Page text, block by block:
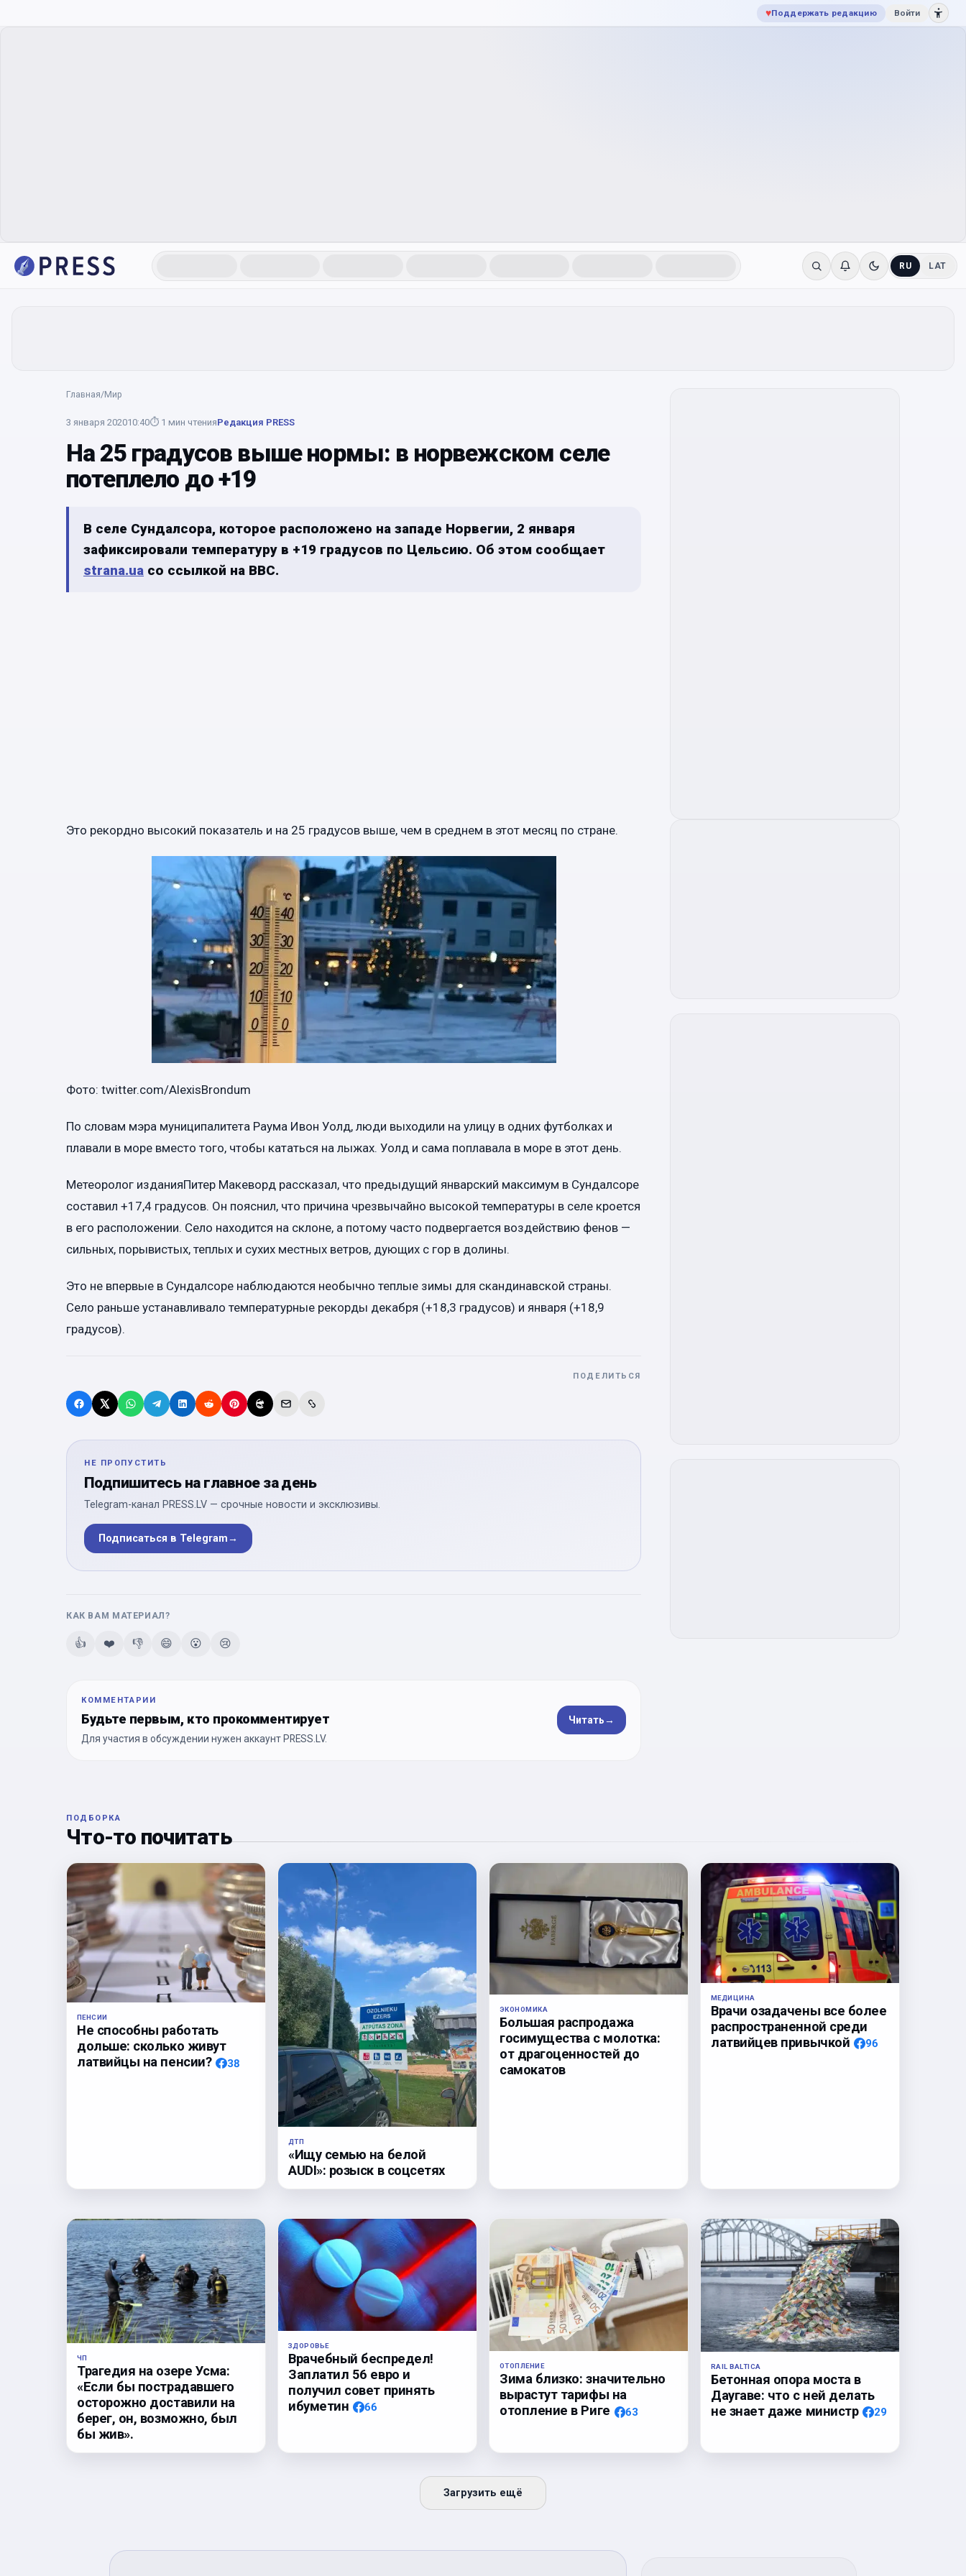
♥Поддержать редакцию Войти
RU LAT
Главная/Мир
3 января 202010:40⏱ 1 мин чтенияРедакция PRESS
На 25 градусов выше нормы: в норвежском селе
потеплело до +19
В селе Сундалсора, которое расположено на западе Норвегии, 2 января
зафиксировали температуру в +19 градусов по Цельсию. Об этом сообщает
strana.ua со ссылкой на BBC.
Это рекордно высокий показатель и на 25 градусов выше, чем в среднем в этот месяц по стране.
Фото: twitter.com/AlexisBrondum
По словам мэра муниципалитета Раума Ивон Уолд, люди выходили на улицу в одних футболках и
плавали в море вместо того, чтобы кататься на лыжах. Уолд и сама поплавала в море в этот день.
Метеоролог изданияПитер Макеворд рассказал, что предыдущий январский максимум в Сундалсоре
составил +17,4 градусов. Он пояснил, что причина чрезвычайно высокой температуры в селе кроется
в его расположении. Село находится на склоне, а потому часто подвергается воздействию фенов —
сильных, порывистых, теплых и сухих местных ветров, дующих с гор в долины.
Это не впервые в Сундалсоре наблюдаются необычно теплые зимы для скандинавской страны.
Село раньше устанавливало температурные рекорды декабря (+18,3 градусов) и января (+18,9
градусов).
ПОДЕЛИТЬСЯ
НЕ ПРОПУСТИТЬ
Подпишитесь на главное за день
Telegram-канал PRESS.LV — срочные новости и эксклюзивы.
Подписаться в Telegram→
КАК ВАМ МАТЕРИАЛ?
👍 ❤️ 👎 😄 😮 😢
КОММЕНТАРИИ
Будьте первым, кто прокомментирует
Для участия в обсуждении нужен аккаунт PRESS.LV.
Читать→
ПОДБОРКА
Что-то почитать
ПЕНСИИ
Не способны работать
дольше: сколько живут
латвийцы на пенсии?
38
ДТП
«Ищу семью на белой
AUDI»: розыск в соцсетях
ЭКОНОМИКА
Большая распродажа
госимущества с молотка:
от драгоценностей до
самокатов
МЕДИЦИНА
Врачи озадачены все более
распространенной среди
латвийцев привычкой
96
ЧП
Трагедия на озере Усма:
«Если бы пострадавшего
осторожно доставили на
берег, он, возможно, был
бы жив».
ЗДОРОВЬЕ
Врачебный беспредел!
Заплатил 56 евро и
получил совет принять
ибуметин
66
ОТОПЛЕНИЕ
Зима близко: значительно
вырастут тарифы на
отопление в Риге
63
RAIL BALTICA
Бетонная опора моста в
Даугаве: что с ней делать
не знает даже министр
29
Загрузить ещё